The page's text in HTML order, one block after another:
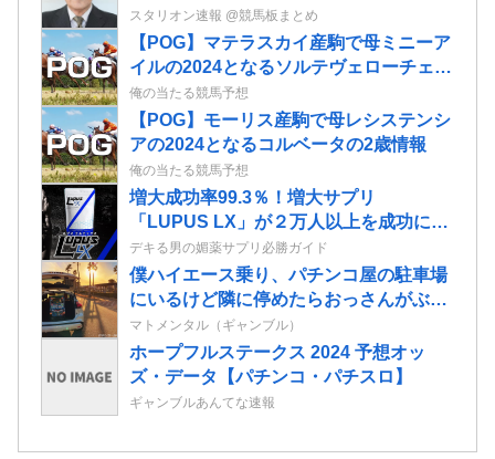
スタリオン速報 @競馬板まとめ
【POG】マテラスカイ産駒で母ミニーア
イルの2024となるソルテヴェローチェの
2歳情報
俺の当たる競馬予想
【POG】モーリス産駒で母レシステンシ
アの2024となるコルベータの2歳情報
俺の当たる競馬予想
増大成功率99.3％！増大サプリ
「LUPUS LX」が２万人以上を成功に導
いたエビデンスに迫る！
デキる男の媚薬サプリ必勝ガイド
僕ハイエース乗り、パチンコ屋の駐車場
にいるけど隣に停めたらおっさんがぶち
切れてきた…
マトメンタル（ギャンブル）
ホープフルステークス 2024 予想オッ
ズ・データ【パチンコ・パチスロ】
ギャンブルあんてな速報